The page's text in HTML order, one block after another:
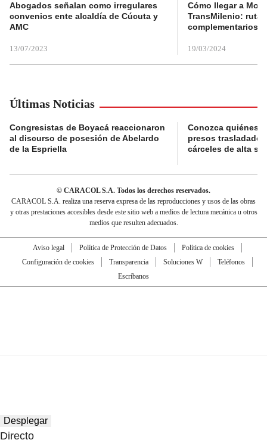
Abogados señalan como irregulares
convenios ente alcaldía de Cúcuta y
AMC
13/07/2023
Cómo llegar a
TransMilenio:
complementarios
19/03/2024
Últimas Noticias
Congresistas de Boyacá reaccionaron
al discurso de posesión de Abelardo
de la Espriella
Conozca quiénes
presos
cárceles de alta
© CARACOL S.A. Todos los derechos reservados.
CARACOL S.A. realiza una reserva expresa de las reproducciones y usos de las obras
y otras prestaciones accesibles desde este sitio web a medios de lectura mecánica u otros
medios que resulten adecuados.
Aviso legal Política de Protección de Datos
Política de cookies
Configuración de cookies
Transparencia Soluciones W
Teléfonos
Escríbanos
Desplegar
Directo